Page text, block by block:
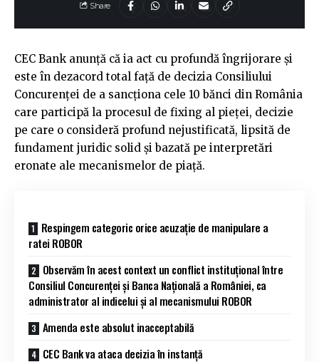
Share
CEC Bank anunță că ia act cu profundă îngrijorare și
este în dezacord total față de decizia Consiliului
Concurenței de a sancționa cele 10 bănci din România
care participă la procesul de fixing al pieței, decizie
pe care o consideră profund nejustificată, lipsită de
fundament juridic solid și bazată pe interpretări
eronate ale mecanismelor de piață.
Respingem categoric orice acuzație de manipulare a
ratei ROBOR
Observăm în acest context un conflict instituţional între
Consiliul Concurenţei și Banca Națională a României, ca
administrator al indicelui și al mecanismului ROBOR
Amenda este absolut inacceptabilă
CEC Bank va ataca decizia în instanță